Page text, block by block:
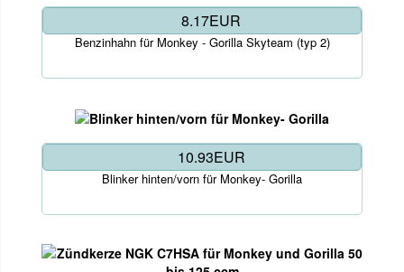
8.17EUR
Benzinhahn für Monkey - Gorilla Skyteam (typ 2)
10.93EUR
Blinker hinten/vorn für Monkey- Gorilla